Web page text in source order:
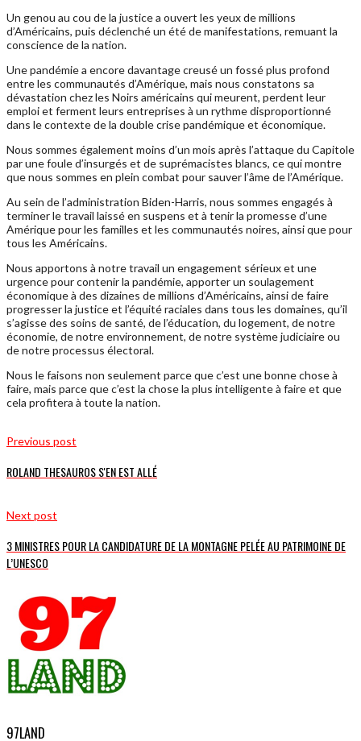
Un genou au cou de la justice a ouvert les yeux de millions
d’Américains, puis déclenché un été de manifestations, remuant la
conscience de la nation.
Une pandémie a encore davantage creusé un fossé plus profond
entre les communautés d’Amérique, mais nous constatons sa
dévastation chez les Noirs américains qui meurent, perdent leur
emploi et ferment leurs entreprises à un rythme disproportionné
dans le contexte de la double crise pandémique et économique.
Nous sommes également moins d’un mois après l’attaque du Capitole
par une foule d’insurgés et de suprémacistes blancs, ce qui montre
que nous sommes en plein combat pour sauver l’âme de l’Amérique.
Au sein de l’administration Biden-Harris, nous sommes engagés à
terminer le travail laissé en suspens et à tenir la promesse d’une
Amérique pour les familles et les communautés noires, ainsi que pour
tous les Américains.
Nous apportons à notre travail un engagement sérieux et une
urgence pour contenir la pandémie, apporter un soulagement
économique à des dizaines de millions d’Américains, ainsi de faire
progresser la justice et l’équité raciales dans tous les domaines, qu’il
s’agisse des soins de santé, de l’éducation, du logement, de notre
économie, de notre environnement, de notre système judiciaire ou
de notre processus électoral.
Nous le faisons non seulement parce que c’est une bonne chose à
faire, mais parce que c’est la chose la plus intelligente à faire et que
cela profitera à toute la nation.
Previous post
ROLAND THESAUROS S'EN EST ALLÉ
Next post
3 MINISTRES POUR LA CANDIDATURE DE LA MONTAGNE PELÉE AU PATRIMOINE DE
L’UNESCO
97LAND